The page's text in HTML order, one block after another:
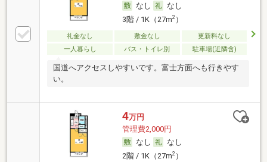
なし
なし
3階 / 1K（27m2）
礼金なし 敷金なし
更新料なし
一人暮らし
バス・トイレ別 駐車場(近隣含)
国道へアクセスしやすいです。富士方面へも行きやす
い。
4万円
管理費2,000円
なし
なし
2階 / 1K（27m2）